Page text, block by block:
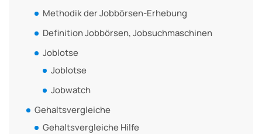
Methodik der Jobbörsen-Erhebung
Definition Jobbörsen, Jobsuchmaschinen
Joblotse
Joblotse
Jobwatch
Gehaltsvergleiche
Gehaltsvergleiche Hilfe